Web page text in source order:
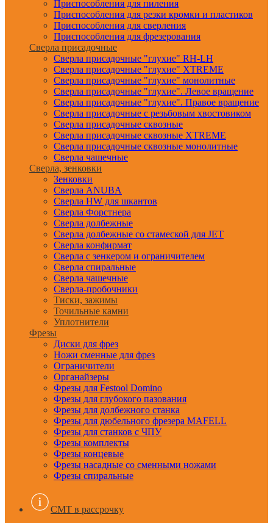
Приспособления для пиления
Приспособления для резки кромки и пластиков
Приспособления для сверления
Приспособления для фрезерования
Сверла присадочные
Сверла присадочные "глухие" RH-LH
Сверла присадочные "глухие" XTREME
Сверла присадочные "глухие" монолитные
Сверла присадочные "глухие". Левое вращение
Сверла присадочные "глухие". Правое вращение
Сверла присадочные с резьбовым хвостовиком
Сверла присадочные сквозные
Сверла присадочные сквозные XTREME
Сверла присадочные сквозные монолитные
Сверла чашечные
Сверла, зенковки
Зенковки
Сверла ANUBA
Сверла HW для шкантов
Сверла Форстнера
Сверла долбежные
Сверла долбежные со стамеской для JET
Сверла конфирмат
Сверла с зенкером и ограничителем
Сверла спиральные
Сверла чашечные
Сверла-пробочники
Тиски, зажимы
Точильные камни
Уплотнители
Фрезы
Диски для фрез
Ножи сменные для фрез
Ограничители
Органайзеры
Фрезы для Festool Domino
Фрезы для глубокого пазования
Фрезы для долбежного станка
Фрезы для дюбельного фрезера MAFELL
Фрезы для станков с ЧПУ
Фрезы комплекты
Фрезы концевые
Фрезы насадные со сменными ножами
Фрезы спиральные
CMT в рассрочку